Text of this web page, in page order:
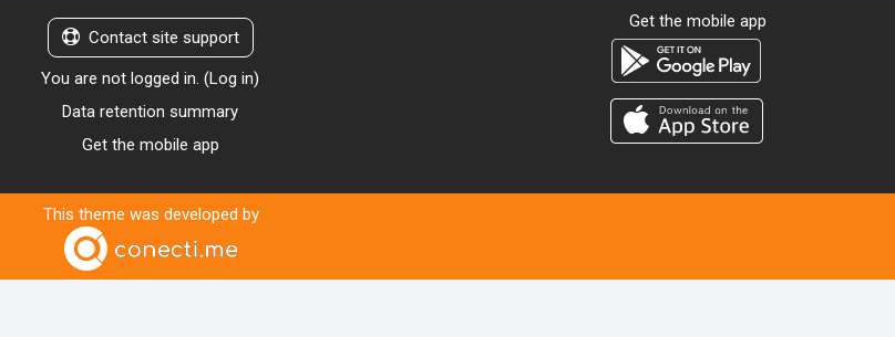
Contact site support
You are not logged in. (Log in)
Data retention summary
Get the mobile app
Get the mobile app
This theme was developed by